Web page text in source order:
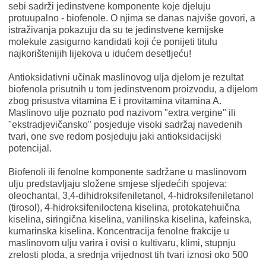
sebi sadrži jedinstvene komponente koje djeluju
protuupalno - biofenole. O njima se danas najviše govori, a
istraživanja pokazuju da su te jedinstvene kemijske
molekule zasigurno kandidati koji će ponijeti titulu
najkorištenijih lijekova u idućem desetljeću!
Antioksidativni učinak maslinovog ulja djelom je rezultat
biofenola prisutnih u tom jedinstvenom proizvodu, a dijelom
zbog prisustva vitamina E i provitamina vitamina A.
Maslinovo ulje poznato pod nazivom "extra vergine" ili
"ekstradjevičansko" posjeduje visoki sadržaj navedenih
tvari, one sve redom posjeduju jaki antioksidacijski
potencijal.
Biofenoli ili fenolne komponente sadržane u maslinovom
ulju predstavljaju složene smjese sljedećih spojeva:
oleochantal, 3,4-dihidroksifeniletanol, 4-hidroksifeniletanol
(tirosol), 4-hidroksifeniloctena kiselina, protokatehuična
kiselina, siringična kiselina, vanilinska kiselina, kafeinska,
kumarinska kiselina. Koncentracija fenolne frakcije u
maslinovom ulju varira i ovisi o kultivaru, klimi, stupnju
zrelosti ploda, a srednja vrijednost tih tvari iznosi oko 500